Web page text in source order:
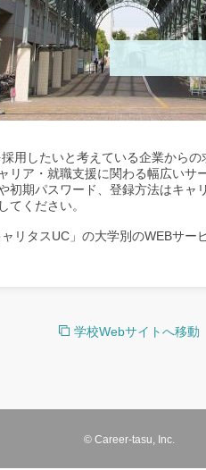
用したいと考えている企業から
ア・就職支援に関わる幅広いサ
初期パスワード、登録方法はキ
てください。
リタスUC」の大学別のWEBサー
学校Webサイトへ移動
© Career-tasu, Inc.